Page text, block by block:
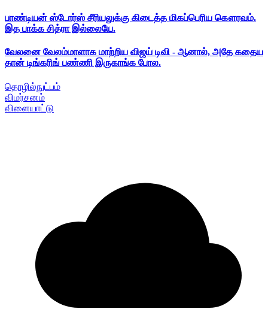
பாண்டியன் ஸ்டோர்ஸ் சீரியலுக்கு கிடைத்த மிகப்பெரிய கௌரவம்.
இத பாக்க சித்ரா இல்லையே.
வேலனை வேலம்மாளாக மாற்றிய விஜய் டிவி - ஆனால், அதே கதைய
தான் டிங்கரிங் பண்ணி இருகாங்க போல.
தொழில்நுட்பம்
விமர்சனம்
விளையாட்டு